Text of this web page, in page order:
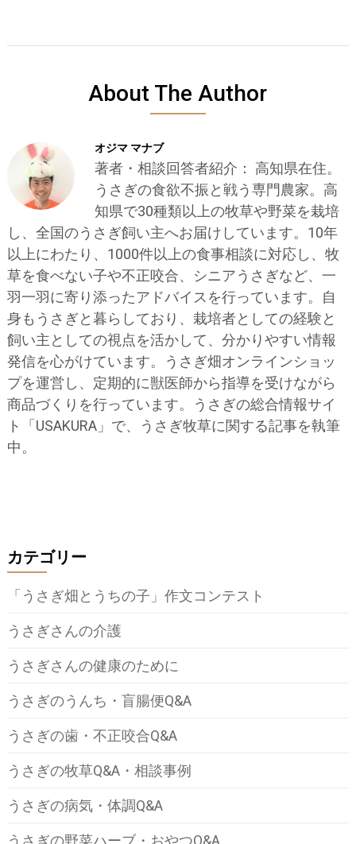
About The Author
オジマ マナブ
著者・相談回答者紹介： 高知県在住。
うさぎの食欲不振と戦う専門農家。高
知県で30種類以上の牧草や野菜を栽培
し、全国のうさぎ飼い主へお届けしています。10年
以上にわたり、1000件以上の食事相談に対応し、牧
草を食べない子や不正咬合、シニアうさぎなど、一
羽一羽に寄り添ったアドバイスを行っています。自
身もうさぎと暮らしており、栽培者としての経験と
飼い主としての視点を活かして、分かりやすい情報
発信を心がけています。うさぎ畑オンラインショッ
プを運営し、定期的に獣医師から指導を受けながら
商品づくりを行っています。うさぎの総合情報サイ
ト「USAKURA」で、うさぎ牧草に関する記事を執筆
中。
カテゴリー
「うさぎ畑とうちの子」作文コンテスト
うさぎさんの介護
うさぎさんの健康のために
うさぎのうんち・盲腸便Q&A
うさぎの歯・不正咬合Q&A
うさぎの牧草Q&A・相談事例
うさぎの病気・体調Q&A
うさぎの野菜ハーブ・おやつQ&A